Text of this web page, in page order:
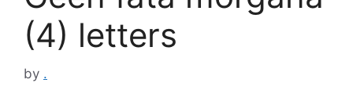
(4) letters
by .